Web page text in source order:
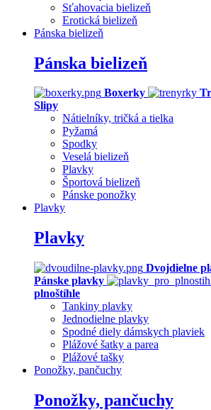
Sťahovacia bielizeň
Erotická bielizeň
Pánska bielizeň
Pánska bielizeň
Boxerky
Slipy
Nátielníky, tričká a tielka
Pyžamá
Spodky
Veselá bielizeň
Plavky
Športová bielizeň
Pánske ponožky
Plavky
Plavky
Dvojdielne
Pánske plavky
plnoštíhle
Tankiny plavky
Jednodielne plavky
Spodné diely dámskych plaviek
Plážové šatky a parea
Plážové tašky
Ponožky, pančuchy
Ponožky, pančuchy